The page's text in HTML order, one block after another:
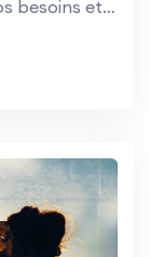
Des techniques pour communiquer vos besoins et vos limites de manière saine et respectueuse.